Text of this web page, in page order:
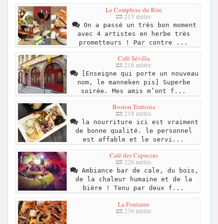
Le Complexe du Rire
215 mètre
On a passé un très bon moment
avec 4 artistes en herbe très
prometteurs ! Par contre ...
Café Sévilla
218 mètre
[Enseigne qui porte un nouveau
nom, le manneken pis] Superbe
soirée. Mes amis m’ont f...
Boston Trattoria
218 mètre
la nourriture ici est vraiment
de bonne qualité. le personnel
est affable et le servi...
Café des Capucins
226 mètre
Ambiance bar de cale, du bois,
de la chaleur humaine et de la
bière ! Tenu par deux f...
La Fontaine
239 mètre